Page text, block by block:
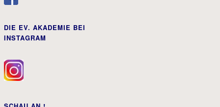
DIE EV. AKADEMIE BEI
INSTAGRAM